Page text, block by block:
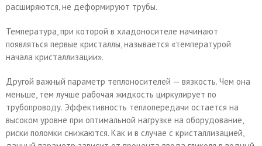
расширяются, не деформируют трубы.
Температура, при которой в хладоносителе начинают
появляться первые кристаллы, называется «температурой
начала кристаллизации».
Другой важный параметр теплоносителей — вязкость. Чем она
меньше, тем лучше рабочая жидкость циркулирует по
трубопроводу. Эффективность теплопередачи остается на
высоком уровне при оптимальной нагрузке на оборудование,
риски поломки снижаются. Как и в случае с кристаллизацией,